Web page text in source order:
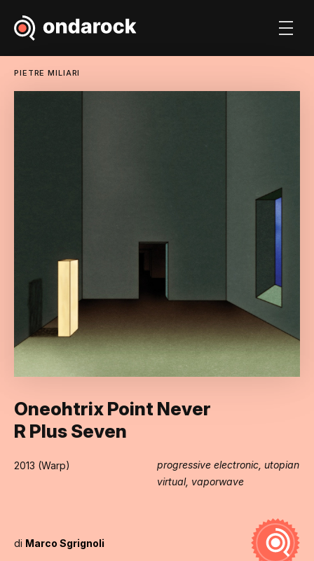
PIETRE MILIARI
Oneohtrix Point Never
R Plus Seven
2013 (Warp)
progressive electronic, utopian
virtual, vaporwave
di Marco Sgrignoli